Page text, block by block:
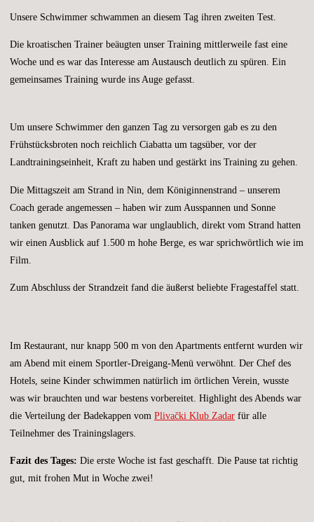
Unsere Schwimmer schwammen an diesem Tag ihren zweiten Test.
Die kroatischen Trainer beäugten unser Training mittlerweile fast eine
Woche und es war das Interesse am Austausch deutlich zu spüren. Ein
gemeinsames Training wurde ins Auge gefasst.
Um unsere Schwimmer den ganzen Tag zu versorgen gab es zu den
Frühstücksbroten noch reichlich Ciabatta um tagsüber, vor der
Landtrainingseinheit, Kraft zu haben und gestärkt ins Training zu gehen.
Die Mittagszeit am Strand in Nin, dem Königinnenstrand – unserem
Coach gerade angemessen – haben wir zum Ausspannen und Sonne
tanken genutzt. Das Panorama war unglaublich, direkt vom Strand hatten
wir einen Ausblick auf 1.500 m hohe Berge, es war sprichwörtlich wie im
Film.
Zum Abschluss der Strandzeit fand die äußerst beliebte Fragestaffel statt.
Im Restaurant, nur knapp 500 m von den Apartments entfernt wurden wir
am Abend mit einem Sportler-Dreigang-Menü verwöhnt. Der Chef des
Hotels, seine Kinder schwimmen natürlich im örtlichen Verein, wusste
was wir brauchten und war bestens vorbereitet. Highlight des Abends war
die Verteilung der Badekappen vomPlivački Klub Zadar für alle
Teilnehmer des Trainingslagers.
Fazit des Tages: Die erste Woche ist fast geschafft. Die Pause tat richtig
gut, mit frohen Mut in Woche zwei!